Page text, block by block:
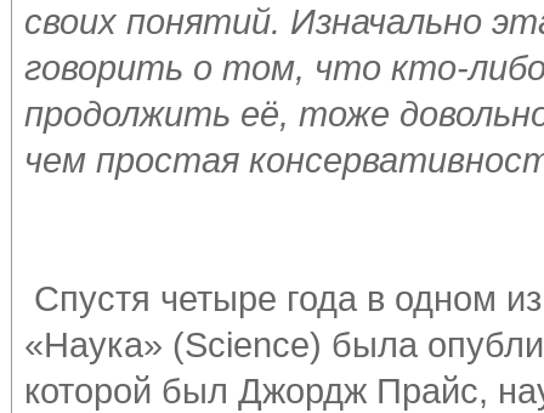
своих понятий. Изначально
говорить о том, что кто-
продолжить её, тоже
чем простая
Спустя четыре года в одном
«Наука» (Science) была
которой был Джордж Прайс,